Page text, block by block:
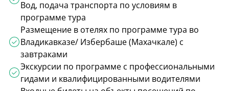
Вод, подача транспорта по условиям в
программе тура
Размещение в отелях по программе тура во
Владикавказе/ Избербаше (Махачкале) с
завтраками
Экскурсии по программе с профессиональными
гидами и квалифицированными водителями